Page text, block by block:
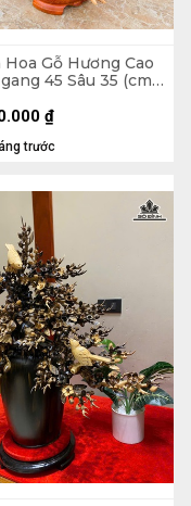
Gỗ Hương Cao
45 Sâu 35 (cm)
trước
₫